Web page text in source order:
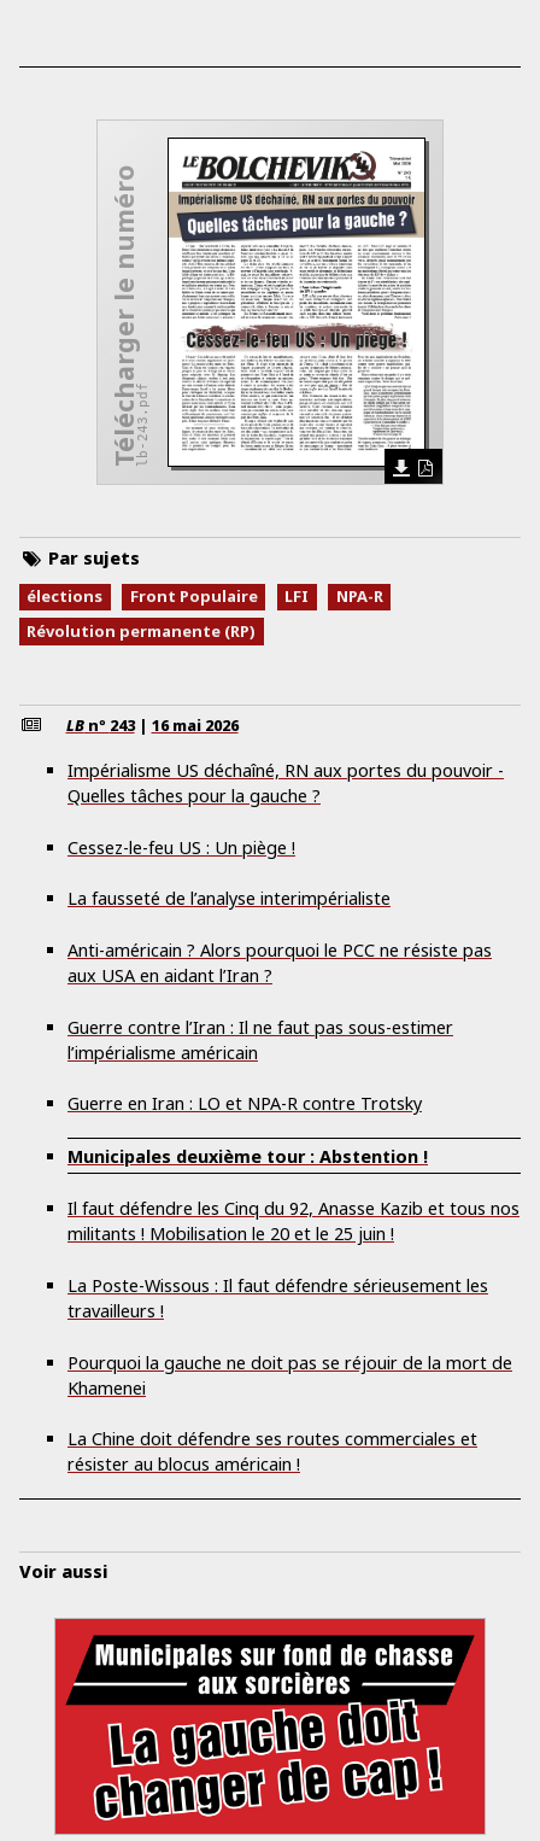
Télécharger le numérolb-243.pdf
Par sujets
élections Front Populaire LFI
NPA-R
Révolution permanente (RP)
LBnº 243 | 16 mai 2026
Impérialisme US déchaîné, RN aux portes du pouvoir -
Quelles tâches pour la gauche ?
Cessez-le-feu US : Un piège !
La fausseté de l’analyse interimpérialiste
Anti-américain ? Alors pourquoi le PCC ne résiste pas
aux USA en aidant l’Iran ?
Guerre contre l’Iran : Il ne faut pas sous-estimer
l’impérialisme américain
Guerre en Iran : LO et NPA-R contre Trotsky
Municipales deuxième tour : Abstention !
Il faut défendre les Cinq du 92, Anasse Kazib et tous nos
militants ! Mobilisation le 20 et le 25 juin !
La Poste-Wissous : Il faut défendre sérieusement les
travailleurs !
Pourquoi la gauche ne doit pas se réjouir de la mort de
Khamenei
La Chine doit défendre ses routes commerciales et
résister au blocus américain !
Voir aussi